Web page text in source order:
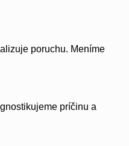
poruchu. Meníme
príčinu a